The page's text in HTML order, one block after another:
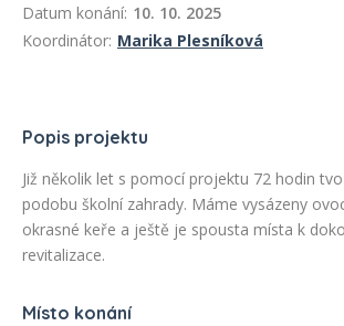
Datum konání: 10. 10. 2025
Koordinátor: Marika Plesníková
Popis projektu
Již několik let s pomocí projektu 72 hodin
podobu školní zahrady. Máme vysázeny
okrasné keře a ještě je spousta místa k
revitalizace.
Místo konání